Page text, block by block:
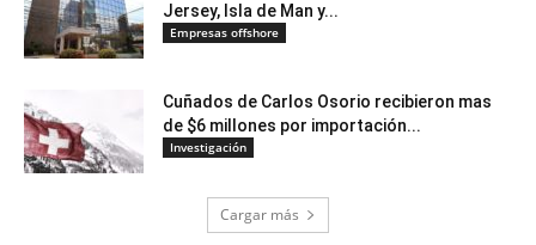
Jersey, Isla de Man y...
Empresas offshore
Cuñados de Carlos Osorio recibieron mas
de $6 millones por importación...
Investigación
Cargar más